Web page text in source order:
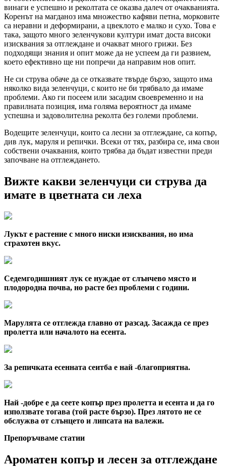
винаги е успешно и реколтата се оказва далеч от очакванията.
Коренът на магданоз има множество кафяви петна, морковите
са неравни и деформирани, а цвеклото е малко и сухо. Това е
така, защото много зеленчукови култури имат доста високи
изисквания за отглеждане и очакват много грижи. Без
подходящи знания и опит може да не успеем да ги развием,
което ефективно ще ни попречи да направим нов опит.
Не си струва обаче да се отказвате твърде бързо, защото има
няколко вида зеленчуци, с които не би трябвало да имаме
проблеми. Ако ги посеем или засадим своевременно и на
правилната позиция, има голяма вероятност да имаме
успешна и задоволителна реколта без големи проблеми.
Водещите зеленчуци, които са лесни за отглеждане, са копър,
див лук, маруля и репички. Всеки от тях, разбира се, има свои
собствени очаквания, които трябва да бъдат известни преди
започване на отглеждането.
Вижте какви зеленчуци си струва да
имате в цветната си леха
Лукът е растение с много ниски изисквания, но има
страхотен вкус.
Седемгодишният лук се нуждае от слънчево място и
плодородна почва, но расте без проблеми с години.
Марулята се отглежда главно от разсад. Засажда се през
пролетта или началото на есента.
За репичката есенната сеитба е най -благоприятна.
Най -добре е да сеете копър през пролетта и есента и да го
използвате тогава (той расте бързо). През лятото не се
обслужва от слънцето и липсата на валежи.
Препоръчваме статии
Ароматен копър и лесен за отглеждане